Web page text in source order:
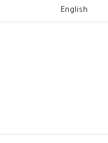
English